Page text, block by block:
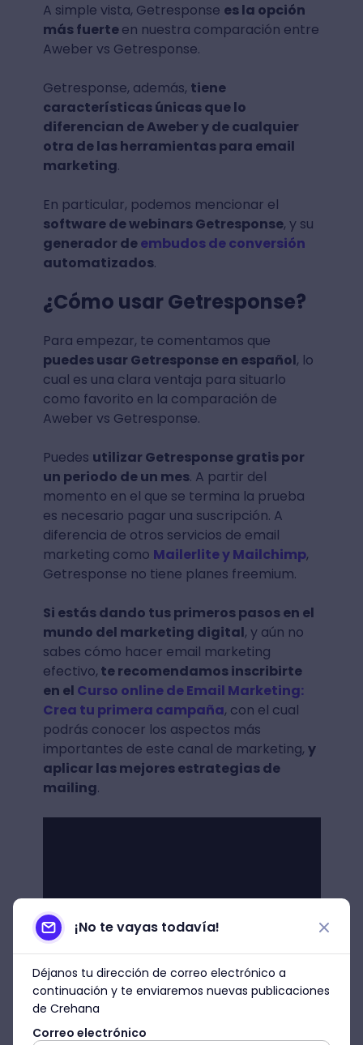
A simple vista, Getresponse es la opción
más fuerteen nuestra comparación entre
Aweber vs Getresponse.
Getresponse, además, tiene
características únicas que lo
diferencian de Aweber y de cualquier
otra de las herramientas para email
marketing.
En particular, podemos mencionar el
software de webinars Getresponse, y su
generador deembudos de conversión
automatizados.
¿Cómo usar Getresponse?
Para empezar, te comentamos que
puedes usar Getresponse en español, lo
cual es una clara ventaja para situarlo
como favorito en la comparación de
Aweber vs Getresponse.
Puedes utilizar Getresponse gratis por
un periodo de un mes. A partir del
momento en el que se termina la prueba
es necesario pagar una suscripción. A
diferencia de otros servicios de email
marketing como Mailerlite y Mailchimp,
Getresponse no tiene planes freemium.
Si estás dando tus primeros pasos en el
mundo del marketing digital, y aún no
sabes cómo hacer email marketing
efectivo, te recomendamos inscribirte
en el Curso online de Email Marketing:
Crea tu primera campaña, con el cual
podrás conocer los aspectos más
importantes de este canal de marketing, y
aplicar las mejores estrategias de
mailing.
¡No te vayas todavía!
Déjanos tu dirección de correo electrónico a
continuación y te enviaremos nuevas publicaciones
de Crehana
Correo electrónico